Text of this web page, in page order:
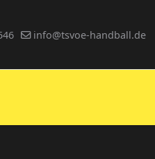
info@tsvoe-handball.de